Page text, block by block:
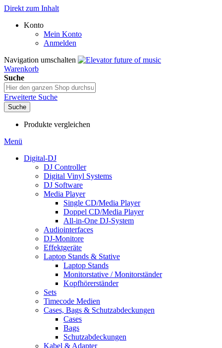
Direkt zum Inhalt
Konto
Mein Konto
Anmelden
Navigation umschalten
Warenkorb
Suche
Erweiterte Suche
Suche
Produkte vergleichen
Menü
Digital-DJ
DJ Controller
Digital Vinyl Systems
DJ Software
Media Player
Single CD/Media Player
Doppel CD/Media Player
All-in-One DJ-System
Audiointerfaces
DJ-Monitore
Effektgeräte
Laptop Stands & Stative
Laptop Stands
Monitorstative / Monitorständer
Kopfhörerständer
Sets
Timecode Medien
Cases, Bags & Schutzabdeckungen
Cases
Bags
Schutzabdeckungen
Kabel & Adapter